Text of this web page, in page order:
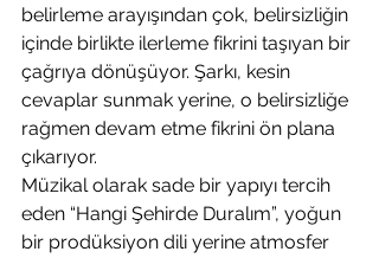
belirleme arayışından çok, belirsizliğin
içinde birlikte ilerleme fikrini taşıyan bir
çağrıya dönüşüyor. Şarkı, kesin
cevaplar sunmak yerine, o belirsizliğe
rağmen devam etme fikrini ön plana
çıkarıyor.
Müzikal olarak sade bir yapıyı tercih
eden “Hangi Şehirde Duralım”, yoğun
bir prodüksiyon dili yerine atmosfer